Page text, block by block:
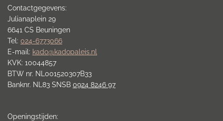
Contactgegevens:
Julianaplein 29
6641 CS Beuningen
Tel: 024-6773066
E-mail: kado@kadopaleis.nl
KVK: 10044857
BTW nr. NL001520307B33
Banknr. NL83 SNSB 0924 8246 97
Openingstijden: